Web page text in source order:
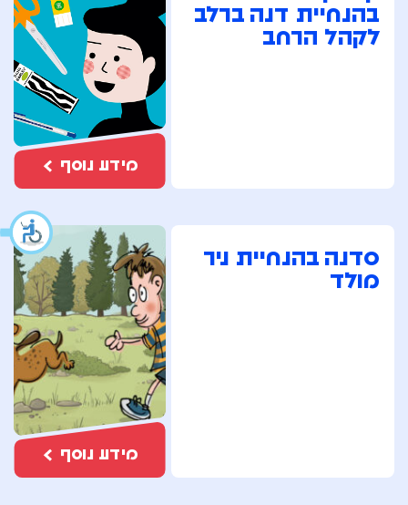
בהנחיית דנה ברלב
לקהל הרחב
מידע נוסף
סדנה בהנחיית ניר
מולד
מידע נוסף